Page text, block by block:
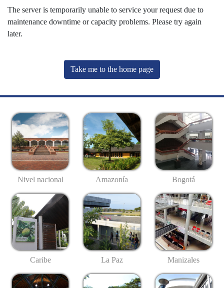
The server is temporarily unable to service your request due to
maintenance downtime or capacity problems. Please try again
later.
Take me to the home page
Nivel nacional Amazonía Bogotá
Caribe La Paz Manizales